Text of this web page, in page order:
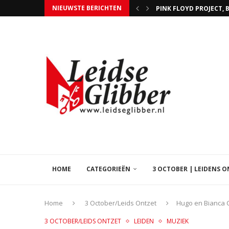
NIEUWSTE BERICHTEN
HOME CATEGORIEËN 3 OCTOBER | LEIDENS
Home 3 October/Leids Ontzet Hugo en Bianca
3 OCTOBER/LEIDS ONTZET LEIDEN MUZIEK